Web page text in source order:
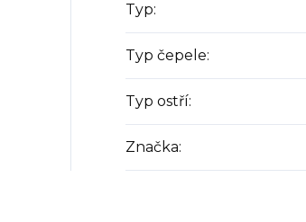
Typ:
Typ čepele:
Typ ostří:
Značka: